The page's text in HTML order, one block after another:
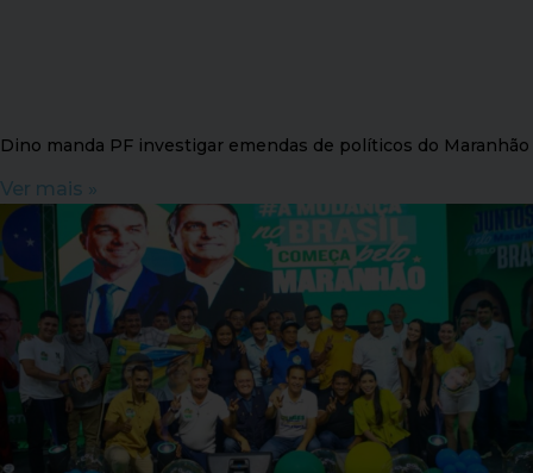
Dino manda PF investigar emendas de políticos do Maranhão
Ver mais »